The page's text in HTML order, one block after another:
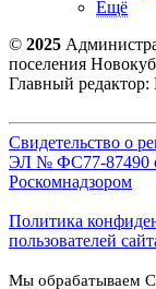
Ещё
© 2025
поселения
Главный
Свидетельство о
ЭЛ № ФС77-87490
Роскомнадзором
Политика
пользователей
Мы обрабатываем